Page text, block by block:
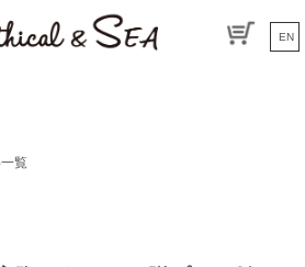
EN
覧